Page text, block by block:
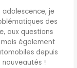
je
des
aux questions
également
depuis
nouveautés !